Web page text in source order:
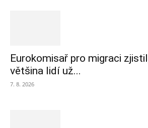
Eurokomisař pro migraci
většina lidí už...
7. 8. 2026